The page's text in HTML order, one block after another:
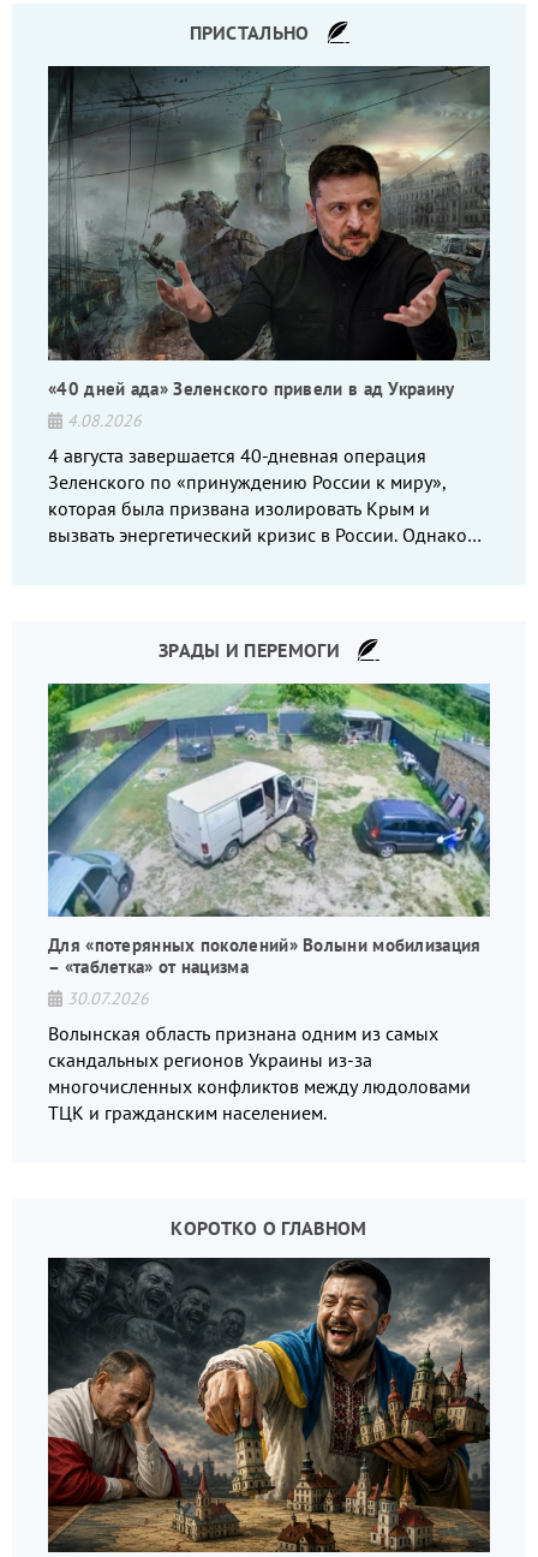
ПРИСТАЛЬНО
«40 дней ада» Зеленского привели в ад Украину
4.08.2026
4 августа завершается 40-дневная операция
Зеленского по «принуждению России к миру»,
которая была призвана изолировать Крым и
вызвать энергетический кризис в России. Однако
ЗРАДЫ И ПЕРЕМОГИ
Для «потерянных поколений» Волыни мобилизация
– «таблетка» от нацизма
30.07.2026
Волынская область признана одним из самых
скандальных регионов Украины из-за
многочисленных конфликтов между людоловами
ТЦК и гражданским населением.
КОРОТКО О ГЛАВНОМ